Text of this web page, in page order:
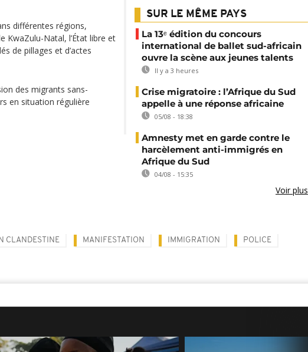
différentes régions,
KwaZulu-Natal, l’État libre et
de pillages et d’actes
des migrants sans-
en situation régulière
SUR LE MÊME PAYS
La 13ᵉ édition du concours
international de ballet sud-africain
ouvre la scène aux jeunes talents
Il y a 3 heures
Crise migratoire : l’Afrique du Sud
appelle à une réponse africaine
05/08 - 18:38
Amnesty met en garde contre le
harcèlement anti-immigrés en
Afrique du Sud
04/08 - 15:35
Voir plus
CLANDESTINE MANIFESTATION IMMIGRATION POLICE